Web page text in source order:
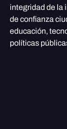
integridad de la
de confianza
educación,
políticas